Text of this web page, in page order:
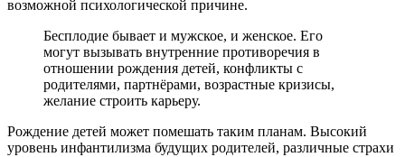
возможной психологической причине.
Бесплодие бывает и мужское, и женское. Его
могут вызывать внутренние противоречия в
отношении рождения детей, конфликты с
родителями, партнёрами, возрастные кризисы,
желание строить карьеру.
Рождение детей может помешать таким планам. Высокий
уровень инфантилизма будущих родителей, различные страхи